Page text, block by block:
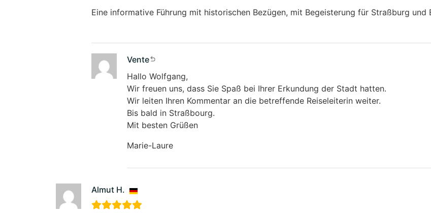
Eine informative Führung mit historischen Bezügen, mit Begeisterung für Straßburg
Vente
Hallo Wolfgang,
Wir freuen uns, dass Sie Spaß bei Ihrer Erkundung der Stadt hatten.
Wir leiten Ihren Kommentar an die betreffende Reiseleiterin weiter.
Bis bald in Straßbourg.
Mit besten Grüßen
Marie-Laure
Almut H.